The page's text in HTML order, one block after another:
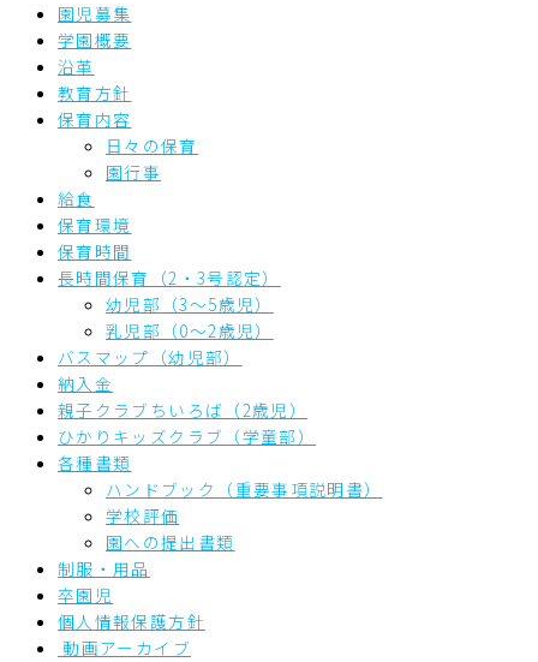
園児募集
学園概要
沿革
教育方針
保育内容
日々の保育
園行事
給食
保育環境
保育時間
長時間保育（2・3号認定）
幼児部（3～5歳児）
乳児部（0～2歳児）
バスマップ（幼児部）
納入金
親子クラブちいろば（2歳児）
ひかりキッズクラブ（学童部）
各種書類
ハンドブック（重要事項説明書）
学校評価
園への提出書類
制服・用品
卒園児
個人情報保護方針
動画アーカイブ